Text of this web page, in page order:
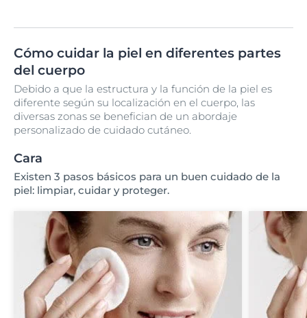
Cómo cuidar la piel en diferentes partes
del cuerpo
Debido a que la estructura y la función de la piel es
diferente según su localización en el cuerpo, las
diversas zonas se benefician de un abordaje
personalizado de cuidado cutáneo.
Cara
Existen 3 pasos básicos para un buen cuidado de la
piel: limpiar, cuidar y proteger.